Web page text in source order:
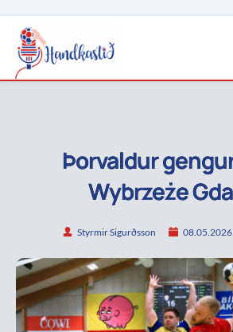
Þorvaldur
Wybrzeże
Styrmir Sigurðsson 08.05.2026